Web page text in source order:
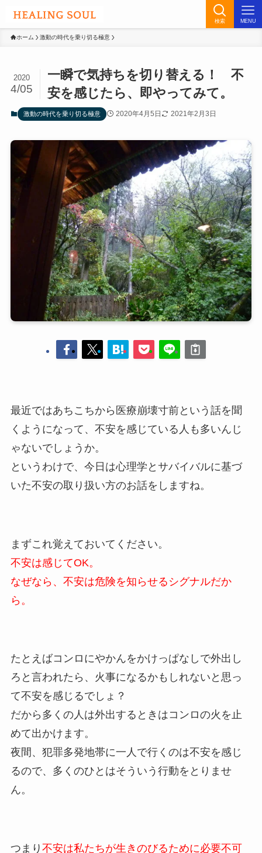
検索 MENU
ホーム 激動の時代を乗り切る極意
一瞬で気持ちを切り替える！ 不
安を感じたら、即やってみて。
2020
4/05
激動の時代を乗り切る極意 2020年4月5日 2021年2月3日
最近ではあちこちから医療崩壊寸前という話を聞
くようになって、不安を感じている人も多いんじ
ゃないでしょうか。
というわけで、今日は心理学とサバイバルに基づ
いた不安の取り扱い方のお話をしますね。
まずこれ覚えておいてください。
不安は感じてOK。
なぜなら、不安は危険を知らせるシグナルだか
ら。
たとえばコンロにやかんをかけっぱなしで外出し
ろと言われたら、火事になるかもしれないと思っ
て不安を感じるでしょ？
だから多くの人は外出するときはコンロの火を止
めて出かけます。
夜間、犯罪多発地帯に一人で行くのは不安を感じ
るので、多くのひとはそういう行動をとりませ
ん。
つまり 不安は私たちが生きのびるために必要不可